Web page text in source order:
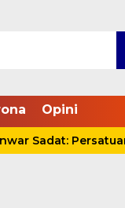
Opini
Persatuan Harus